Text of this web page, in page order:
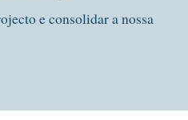
e consolidar a nossa